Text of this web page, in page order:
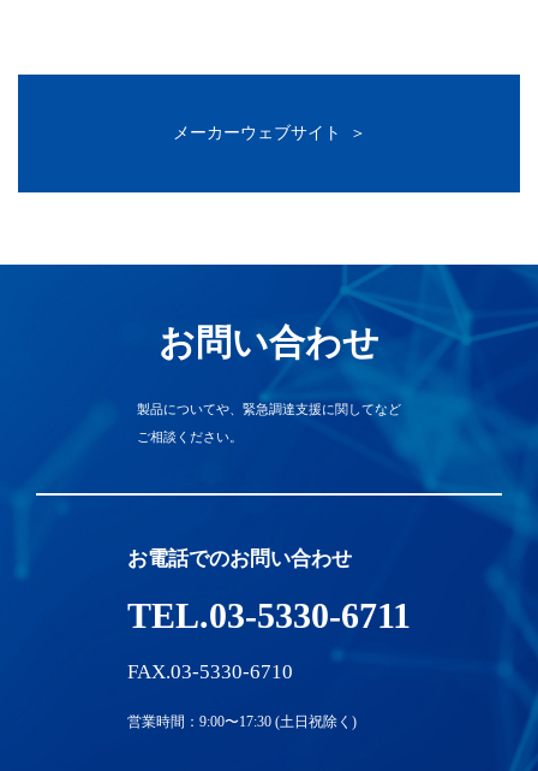
メーカーウェブサイト ＞
お問い合わせ
製品についてや、緊急調達支援に関してなど
ご相談ください。
お電話でのお問い合わせ
TEL.03-5330-6711
FAX.03-5330-6710
営業時間：9:00〜17:30 (土日祝除く)